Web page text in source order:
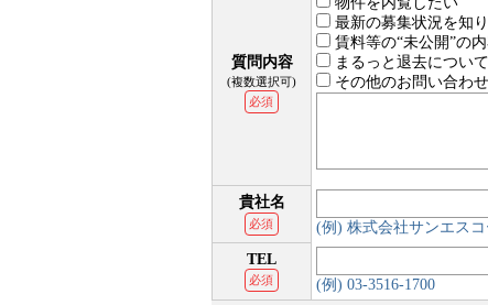
質問内容
(複数選択可)
必須
最新の募集状況を知
賃料等の“未公開”の
まるっと退去につい
その他のお問い合わせ
貴社名
必須 (例) 株式会社サンエス
TEL
必須 (例) 03-3516-1700